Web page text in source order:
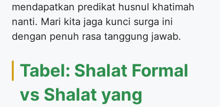
mendapatkan predikat husnul khatimah
nanti. Mari kita jaga kunci surga ini
dengan penuh rasa tanggung jawab.
Tabel: Shalat Formal
vs Shalat yang